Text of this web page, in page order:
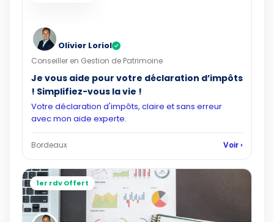
Olivier Loriol ✓
Conseiller en Gestion de Patrimoine
Je vous aide pour votre déclaration d’impôts
! Simplifiez-vous la vie !
Votre déclaration d'impôts, claire et sans erreur
avec mon aide experte.
Bordeaux Voir ›
1er rdv Offert